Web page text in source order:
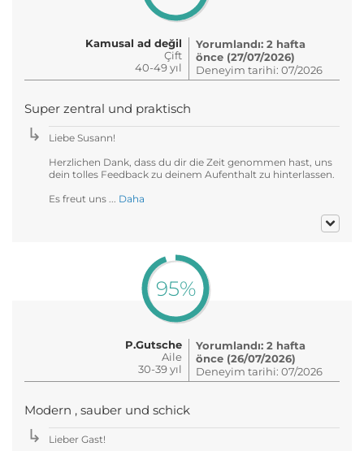
Kamusal ad değil
Çift
40-49 yıl
Yorumlandı: 2 hafta
önce (27/07/2026)
Deneyim tarihi: 07/2026
Super zentral und praktisch
Liebe Susann!
Herzlichen Dank, dass du dir die Zeit genommen hast, uns
dein tolles Feedback zu deinem Aufenthalt zu hinterlassen.
Es freut uns ... Daha
95%
P.Gutsche
Aile
30-39 yıl
Yorumlandı: 2 hafta
önce (26/07/2026)
Deneyim tarihi: 07/2026
Modern , sauber und schick
Lieber Gast!